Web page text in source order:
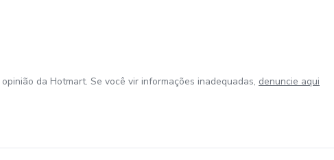
da Hotmart. Se você vir informações inadequadas, denuncie aqui